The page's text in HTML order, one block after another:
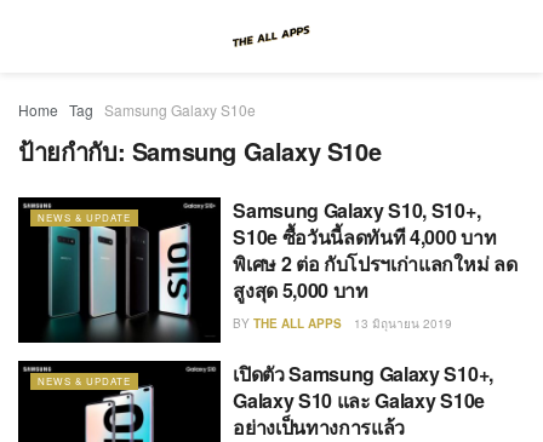
Home Tag Samsung Galaxy S10e
ป้ายกำกับ: Samsung Galaxy S10e
NEWS & UPDATE
Samsung Galaxy S10, S10+,
S10e ซื้อวันนี้ลดทันที 4,000 บาท
พิเศษ 2 ต่อ กับโปรฯเก่าแลกใหม่ ลด
สูงสุด 5,000 บาท
BY THE ALL APPS 13 มิถุนายน 2019
NEWS & UPDATE
เปิดตัว Samsung Galaxy S10+,
Galaxy S10 และ Galaxy S10e
อย่างเป็นทางการแล้ว